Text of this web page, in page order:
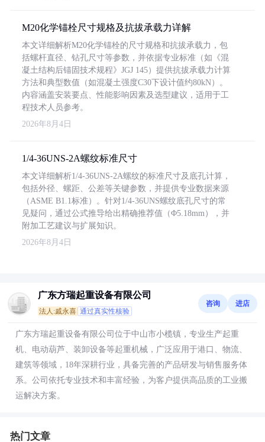
M20化学锚栓尺寸规格及抗拔承载力详解
本文详细解析M20化学锚栓的尺寸规格和抗拔承载力，包
括螺杆直径、钻孔尺寸等参数，并依据专业标准（如《混
凝土结构后锚固技术规程》JGJ 145）提供抗拔承载力计算
方法和典型数值（如混凝土强度C30下设计值约80kN）。
内容涵盖安装要点、性能影响因素及选型建议，适用于工
程技术人员参考。
2026年8月4日
1/4-36UNS-2A螺纹标准尺寸
本文详细解析1/4-36UNS-2A螺纹的标准尺寸及底孔计算，
包括外径、螺距、公差等关键参数，并提供专业数据来源
（ASME B1.1标准）。针对1/4-36UNS螺纹底孔尺寸的常
见疑问，通过公式推导给出精确推荐值（Φ5.18mm），并
附加工艺建议与扩展知识。
2026年8月4日
广东方瑞起重设备有限公司
法人:戚永喜 通过真实性核验
咨询 进店
广东方瑞起重设备有限公司位于中山市小榄镇，专业生产起重
机、电动葫芦、装卸设备等起重机械，广泛应用于港口、物流、
建筑等领域，18年深耕行业，具备完善的产品研发与销售服务体
系。公司依托专业技术和丰富经验，为客户提供高品质的工业搬
运解决方案。
热门文章